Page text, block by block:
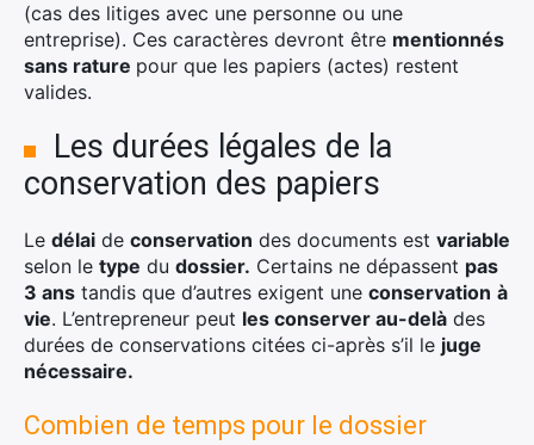
(cas des litiges avec une personne ou une
entreprise). Ces caractères devront être mentionnés
sans rature pour que les papiers (actes) restent
valides.
Les durées légales de la
conservation des papiers
Le délai de conservation des documents est variable
selon le type du dossier. Certains ne dépassent pas
3 ans tandis que d’autres exigent une conservation à
vie. L’entrepreneur peut les conserver au-delà des
durées de conservations citées ci-après s’il le juge
nécessaire.
Combien de temps pour le dossier